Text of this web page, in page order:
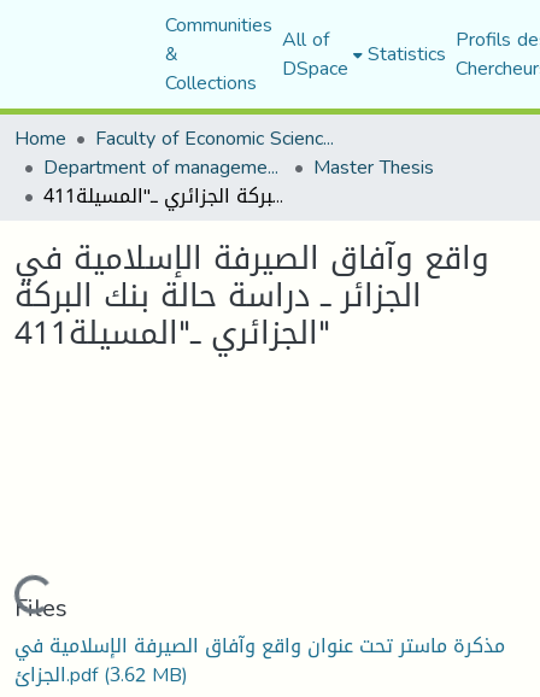
Communities
&
Collections
All of
DSpace Statistics Profils
Home
Faculty of Economic Sciences, Commerce and Management Sciences
Department of management sciences Master Thesis
واقع وآفاق الصيرفة الإسلامية في الجزائر ــ دراسة حالة بنك البركة الجزائري ــ"المسيلة411"
واقع وآفاق الصيرفة الإسلامية في
الجزائر ــ دراسة حالة بنك البركة
الجزائري ــ"المسيلة411"
Loading...
Files
مذكرة ماستر تحت عنوان واقع وآفاق الصيرفة الإسلامية في
الجزائ.pdf(3.62 MB)